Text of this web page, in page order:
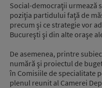
Social-democraţii urmează
poziţia partidului faţă de
precum şi ce strategie vor
Bucureşti şi din alte oraşe
De asemenea, printre
numără şi proiectul de
în Comisiile de specialitate
plenul reunit al Camerei